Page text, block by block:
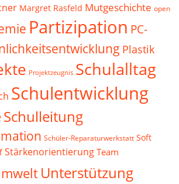
Margret Rasfeld Mutgeschichte open
Partizipation PC-
Plastik
Projektzeugnis Schulalltag
Schulentwicklung
Schulleitung
Schüler-Reparaturwerkstatt Soft
Stärkenorientierung Team
Unterstützung